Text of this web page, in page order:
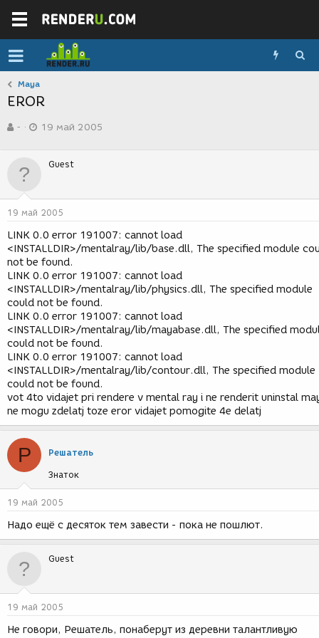
Maya
EROR
в
р
м
-
а
д
н
и
я
19 май 2005
Guest
19 май 2005
LINK 0.0 error 191007: cannot load
<INSTALLDIR>/mentalray/lib/base.dll, The specified module
not be found.
LINK 0.0 error 191007: cannot load
<INSTALLDIR>/mentalray/lib/physics.dll, The specified module
could not be found.
LINK 0.0 error 191007: cannot load
<INSTALLDIR>/mentalray/lib/mayabase.dll, The specified
could not be found.
LINK 0.0 error 191007: cannot load
<INSTALLDIR>/mentalray/lib/contour.dll, The specified module
could not be found.
vot 4to vidajet pri rendere v mental ray i ne renderit uninstal
ne mogu zdelatj toze eror vidajet pomogite 4e delatj
Р Решатель
Знаток
19 май 2005
Надо ещё с десяток тем завести - пока не пошлют.
Guest
19 май 2005
Не говори, Решатель, понаберут из деревни талантливую